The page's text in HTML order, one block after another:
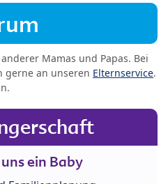
Mamas und Papas. Bei
gerne an unseren Elternservice.
ein Baby